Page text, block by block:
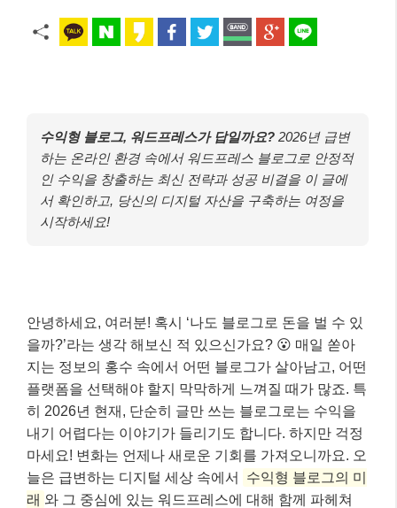
수익형 블로그, 워드프레스가 답일까요? 2026년 급변
하는 온라인 환경 속에서 워드프레스 블로그로 안정적
인 수익을 창출하는 최신 전략과 성공 비결을 이 글에
서 확인하고, 당신의 디지털 자산을 구축하는 여정을
시작하세요!
안녕하세요, 여러분! 혹시 ‘나도 블로그로 돈을 벌 수 있
을까?’라는 생각 해보신 적 있으신가요? 😮 매일 쏟아
지는 정보의 홍수 속에서 어떤 블로그가 살아남고, 어떤
플랫폼을 선택해야 할지 막막하게 느껴질 때가 많죠. 특
히 2026년 현재, 단순히 글만 쓰는 블로그로는 수익을
내기 어렵다는 이야기가 들리기도 합니다. 하지만 걱정
마세요! 변화는 언제나 새로운 기회를 가져오니까요. 오
늘은 급변하는 디지털 세상 속에서
수익형 블로그의 미
래 와 그 중심에 있는 워드프레스에 대해 함께 파헤쳐